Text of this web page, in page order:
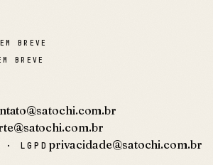
EM BREVE
BREVE
· LGPD privacidade@satochi.com.br